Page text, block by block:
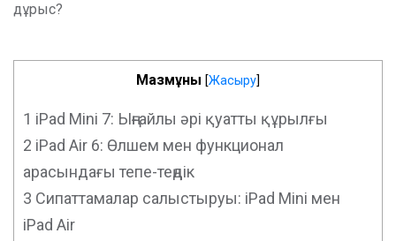
дұрыс?
Мазмұны [Жасыру]
1 iPad Mini 7: Ыңғайлы әрі қуатты құрылғы
2 iPad Air 6: Өлшем мен функционал
арасындағы тепе-теңдік
3 Сипаттамалар салыстыруы: iPad Mini мен
iPad Air